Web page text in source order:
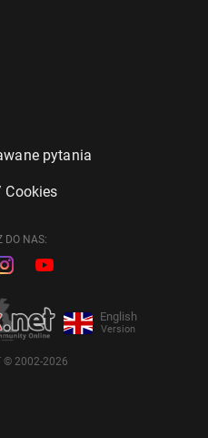
pytania
DO NAS:
English
Version
© 2002-2026